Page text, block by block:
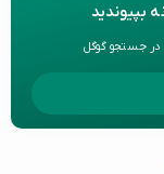
بپیوندید
جستجو گوگل